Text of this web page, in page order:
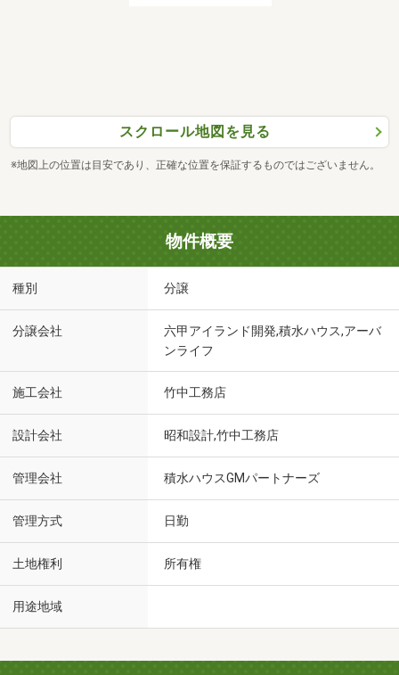
スクロール地図を見る
※地図上の位置は目安であり、正確な位置を保証するものではございません。
物件概要
種別 分譲
分譲会社
六甲アイランド開発,積水ハウス,アーバ
ンライフ
施工会社 竹中工務店
設計会社 昭和設計,竹中工務店
管理会社 積水ハウスGMパートナーズ
管理方式 日勤
土地権利 所有権
用途地域